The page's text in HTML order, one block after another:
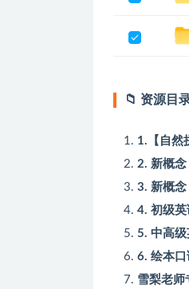
📁 资源目
1.【自然
2. 新概念
3. 新概念
4. 初级
5. 中高
6. 绘本
雪梨老师